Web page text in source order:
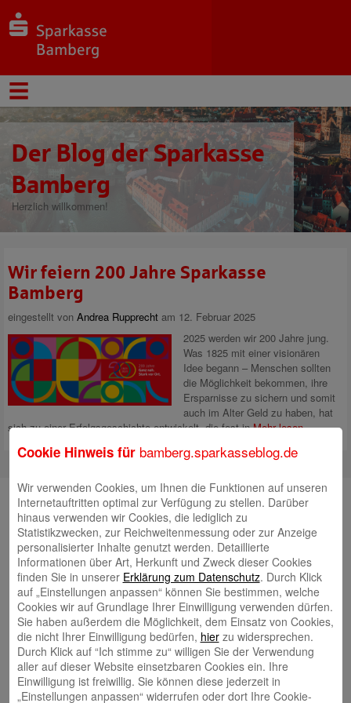
Der Blog der Sparkasse
Bamberg
Herzlich willkommen!
Wir feiern 200 Jahre Sparkasse
Bamberg
eingestellt von Andrea Rupprecht am 12. Februar 2025
2025 werden wir 200 Jahre jung.
Was 1825 mit einer visionären
Idee begann – Menschen sollten
die Möglichkeit bekommen, ihre
Ersparnisse zu sichern und somit
auch im Alter Geld zu haben, hat
sich zu einer Erfolgsgeschichte entwickelt, die fest inMehr lesen
Unsere Autorinnen und Autoren
Andrea Rupprecht
Jonas Simon
Cookie Hinweis für bamberg.sparkasseblog.de
Wir verwenden Cookies, um Ihnen die Funktionen auf unseren
Internetauftritten optimal zur Verfügung zu stellen. Darüber
hinaus verwenden wir Cookies, die lediglich zu
Statistikzwecken, zur Reichweitenmessung oder zur Anzeige
personalisierter Inhalte genutzt werden. Detaillierte
Informationen über Art, Herkunft und Zweck dieser Cookies
finden Sie in unserer Erklärung zum Datenschutz. Durch Klick
auf „Einstellungen anpassen“ können Sie bestimmen, welche
Cookies wir auf Grundlage Ihrer Einwilligung verwenden dürfen.
Sie haben außerdem die Möglichkeit, dem Einsatz von Cookies,
die nicht Ihrer Einwilligung bedürfen, hierzu widersprechen.
Durch Klick auf “Ich stimme zu“ willigen Sie der Verwendung
aller auf dieser Website einsetzbaren Cookies ein. Ihre
Einwilligung ist freiwillig. Sie können diese jederzeit in
„Einstellungen anpassen“ widerrufen oder dort Ihre Cookie-